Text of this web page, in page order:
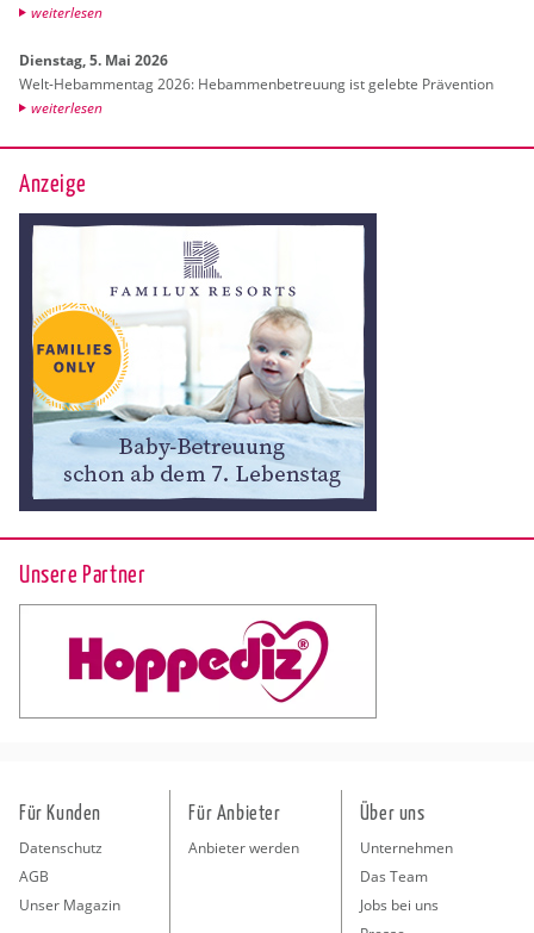
wei­ter­le­sen
Diens­tag, 5. Mai 2026
Welt-Heb­am­men­tag 2026: Heb­am­men­be­treu­ung ist ge­leb­te Prä­ven­ti­on
wei­ter­le­sen
Anzeige
Unsere Partner
Für Kunden
Datenschutz
AGB
Unser Magazin
Für Anbieter
Anbieter werden
Über uns
Unternehmen
Das Team
Jobs bei uns